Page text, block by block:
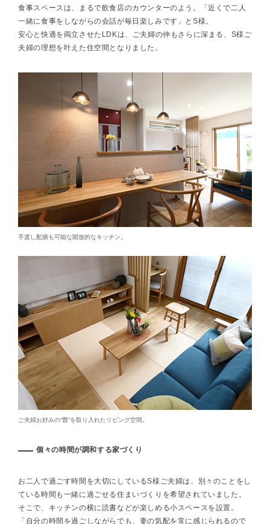
食事スペースは、まるで飲食店のカウンターのよう。「近くで二人
一緒に食事をしながらの会話が毎日楽しみです」とS様。
安心と快適を両立させたLDKは、ご夫婦の仲もさらに深まる、S様ご
夫婦の理想を叶えた住空間となりました。
手渡し配膳も可能な開放的なキッチン。
ご夫婦お好みの“畳”を取り入れたリビング空間。
個々の時間が調和する家づくり
お二人で過ごす時間を大切にしているS様ご夫婦は、別々のことをし
ている時間も一緒に過ごせる住まいづくりを希望されていました。
そこで、キッチンの横に読書などが楽しめる小スペースを設置。
「自分の時間を過ごしながらでも、妻の気配を常に感じられるので